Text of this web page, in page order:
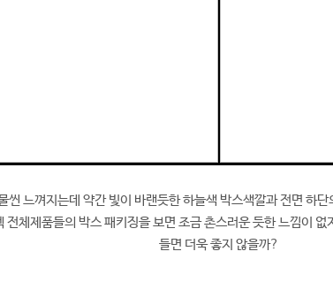
씬 느껴지는데 약간 빛이 바랜듯한 하늘색 박스색깔과 전면 하
체제품들의 박스 패키징을 보면 조금 촌스러운 듯한 느낌이
들면 더욱 좋지 않을까?